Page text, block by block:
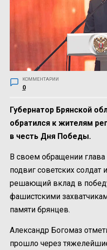
КОММЕНТАРИИ
0
Губернатор Брянской
обратился к жителям
в честь Дня Победы.
В своем обращении глава
подвиг советских солдат
решающий вклад в
фашистскими
памяти брянцев.
Александр Богомаз
прошло через